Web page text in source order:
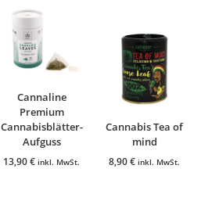
Cannaline
Premium
Cannabisblätter-
Aufguss
13,90€ inkl. MwSt.
Cannabis Tea of
mind
8,90€ inkl. MwSt.